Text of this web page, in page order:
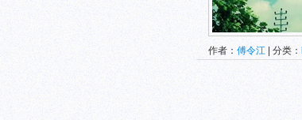
作者： 傅令江 | 分类：